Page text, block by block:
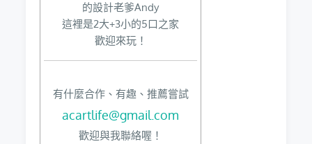
的設計老爹Andy
這裡是2大+3小的5口之家
歡迎來玩！
有什麼合作、有趣、推薦嘗試
acartlife@gmail.com
歡迎與我聯絡喔！